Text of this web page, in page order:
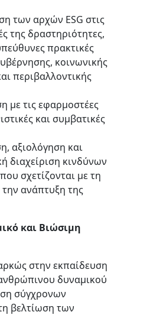
των αρχών ESG στις
της δραστηριότητες,
πρακτικές
κοινωνικής
περιβαλλοντικής
με τις εφαρμοστέες
και συμβατικές
αξιολόγηση και
διαχείριση κινδύνων
σχετίζονται με τη
την ανάπτυξη της
και Βιώσιμη
στην εκπαίδευση
δυναμικού
σύγχρονων
βελτίωση των